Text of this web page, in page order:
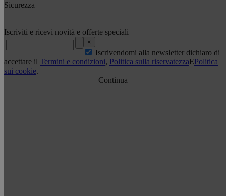
Sicurezza
Iscriviti e ricevi novità e offerte speciali
×
Iscrivendomi alla newsletter dichiaro di
accettare il Termini e condizioni, Politica sulla riservatezzaEPolitica
sui cookie.
Continua